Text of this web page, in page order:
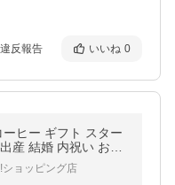
違反報告 いいね 0
ヒー ギフト スター
産 結婚 内祝い お返
え 香典返し 品物 快
ョッピング店